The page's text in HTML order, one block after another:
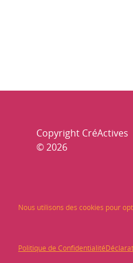
Nous utilisons des cookies pour
Politique de Confidentialité
Copyright CréActives
© 2026